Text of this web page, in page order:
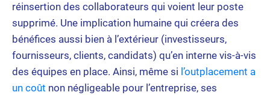
réinsertion des collaborateurs qui voient leur poste
supprimé. Une implication humaine qui créera des
bénéfices aussi bien à l’extérieur (investisseurs,
fournisseurs, clients, candidats) qu’en interne vis-à-vis
des équipes en place. Ainsi, même si l’outplacement a
un coût non négligeable pour l’entreprise, ses